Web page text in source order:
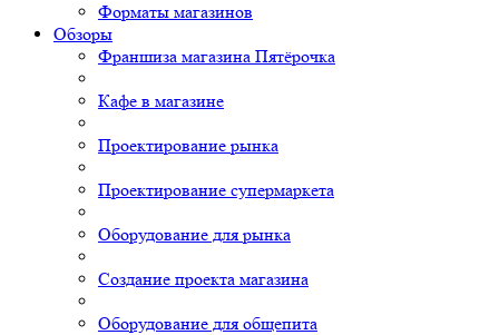
Форматы магазинов
Обзоры
Франшиза магазина Пятёрочка
Кафе в магазине
Проектирование рынка
Проектирование супермаркета
Оборудование для рынка
Создание проекта магазина
Оборудование для общепита